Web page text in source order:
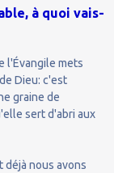
à quoi vais-
l'Évangile mets
Dieu: c'est
graine de
sert d'abri aux
déjà nous avons